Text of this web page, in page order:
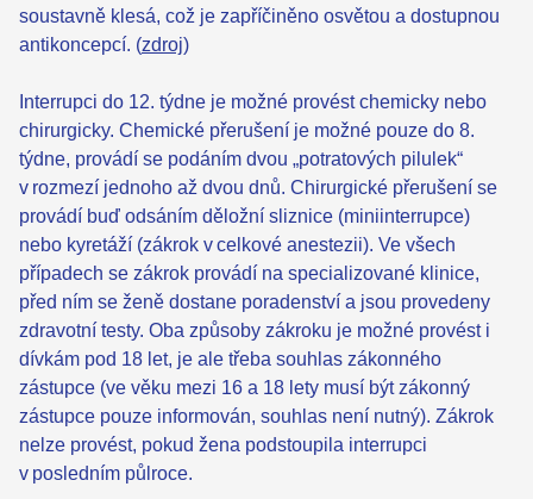
soustavně klesá, což je zapříčiněno osvětou a dostupnou
antikoncepcí. (zdroj)
Interrupci do 12. týdne je možné provést chemicky nebo
chirurgicky. Chemické přerušení je možné pouze do 8.
týdne, provádí se podáním dvou „potratových pilulek“
v rozmezí jednoho až dvou dnů. Chirurgické přerušení se
provádí buď odsáním děložní sliznice (miniinterrupce)
nebo kyretáží (zákrok v celkové anestezii). Ve všech
případech se zákrok provádí na specializované klinice,
před ním se ženě dostane poradenství a jsou provedeny
zdravotní testy. Oba způsoby zákroku je možné provést i
dívkám pod 18 let, je ale třeba souhlas zákonného
zástupce (ve věku mezi 16 a 18 lety musí být zákonný
zástupce pouze informován, souhlas není nutný). Zákrok
nelze provést, pokud žena podstoupila interrupci
v posledním půlroce.